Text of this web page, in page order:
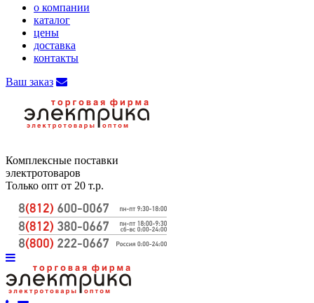
о компании
каталог
цены
доставка
контакты
Ваш заказ
Комплексные поставки
электротоваров
Только опт от 20 т.р.